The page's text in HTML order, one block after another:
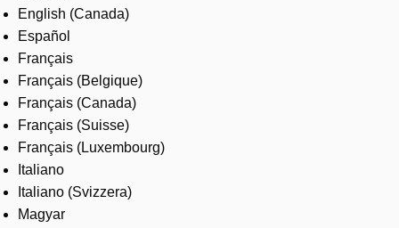
English (Canada)
Español
Français
Français (Belgique)
Français (Canada)
Français (Suisse)
Français (Luxembourg)
Italiano
Italiano (Svizzera)
Magyar